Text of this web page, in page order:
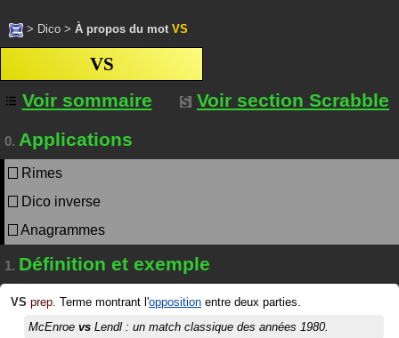
> Dico > À propos du mot VS
VS
Voir sommaire
Voir section Scrabble
0. Applications
Rimes
Dico inverse
Anagrammes
1. Définition et exemple
VS prep. Terme montrant l'opposition entre deux parties.
McEnroe vs Lendl : un match classique des années 1980.